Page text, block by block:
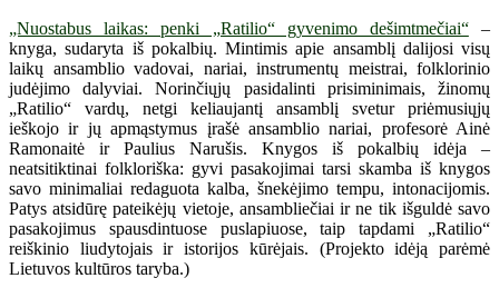
„Nuostabus laikas: penki „Ratilio“ gyvenimo dešimtmečiai“–
knyga, sudaryta iš pokalbių. Mintimis apie ansamblį dalijosi visų
laikų ansamblio vadovai, nariai, instrumentų meistrai, folklorinio
judėjimo dalyviai. Norinčiųjų pasidalinti prisiminimais, žinomų
„Ratilio“ vardų, netgi keliaujantį ansamblį svetur priėmusiųjų
ieškojo ir jų apmąstymus įrašė ansamblio nariai, profesorė Ainė
Ramonaitė ir Paulius Narušis. Knygos iš pokalbių idėja –
neatsitiktinai folkloriška: gyvi pasakojimai tarsi skamba iš knygos
savo minimaliai redaguota kalba, šnekėjimo tempu, intonacijomis.
Patys atsidūrę pateikėjų vietoje, ansambliečiai ir ne tik išguldė savo
pasakojimus spausdintuose puslapiuose, taip tapdami „Ratilio“
reiškinio liudytojais ir istorijos kūrėjais. (Projekto idėją parėmė
Lietuvos kultūros taryba.)